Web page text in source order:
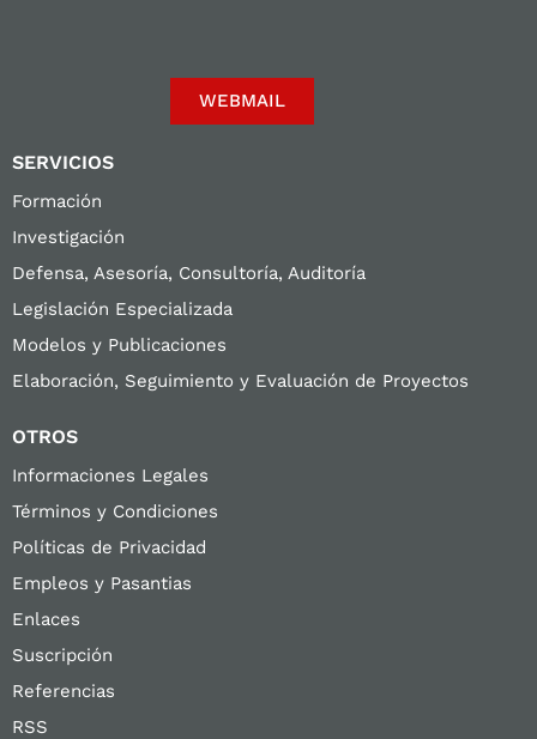
WEBMAIL
SERVICIOS
Formación
Investigación
Defensa, Asesoría, Consultoría, Auditoría
Legislación Especializada
Modelos y Publicaciones
Elaboración, Seguimiento y Evaluación de Proyectos
OTROS
Informaciones Legales
Términos y Condiciones
Políticas de Privacidad
Empleos y Pasantias
Enlaces
Suscripción
Referencias
RSS